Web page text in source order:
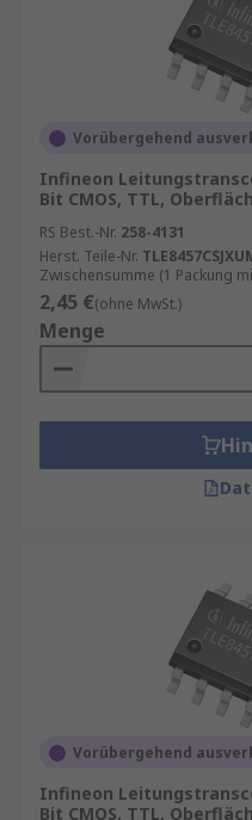
Vorübergehend
Infineon
Bit CMOS, TTL,
RS Best.-Nr. 258-4131
Herst. Teile-Nr.
Zwischensumme (1 Packung
2,45 €(ohne MwSt.)
Menge
Vorübergehend
Infineon
Bit CMOS, TTL,